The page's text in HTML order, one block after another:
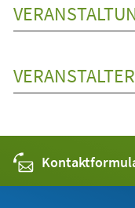
VERANSTALTER